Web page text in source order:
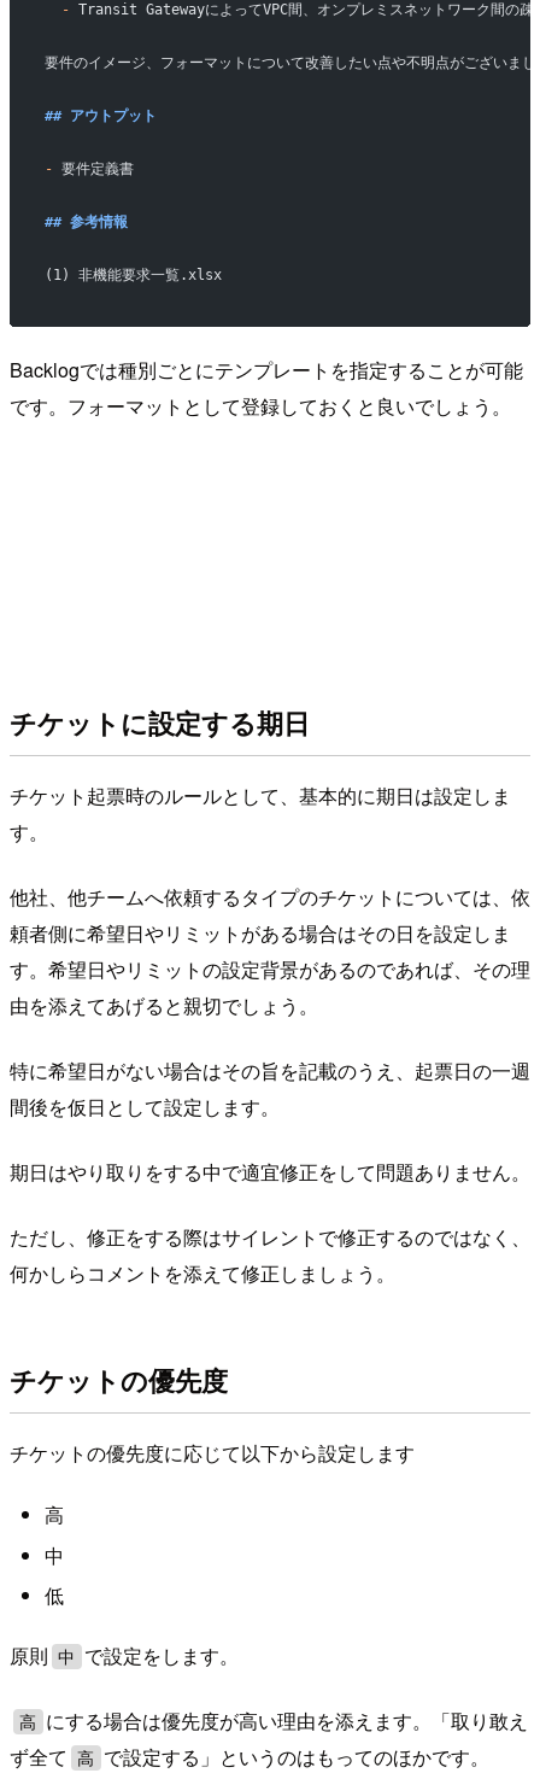
  -
Transit GatewayによってVPC間、オンプレミスネットワーク間の疎
要件のイメージ、フォーマットについて改善したい点や不明点がございま
## アウトプット
- 要件定義書
## 参考情報
(1) 非機能要求一覧.xlsx
Backlogでは種別ごとにテンプレートを指定することが可能
です。フォーマットとして登録しておくと良いでしょう。
チケットに設定する期日
チケット起票時のルールとして、基本的に期日は設定しま
す。
他社、他チームへ依頼するタイプのチケットについては、依
頼者側に希望日やリミットがある場合はその日を設定しま
す。希望日やリミットの設定背景があるのであれば、その理
由を添えてあげると親切でしょう。
特に希望日がない場合はその旨を記載のうえ、起票日の一週
間後を仮日として設定します。
期日はやり取りをする中で適宜修正をして問題ありません。
ただし、修正をする際はサイレントで修正するのではなく、
何かしらコメントを添えて修正しましょう。
チケットの優先度
チケットの優先度に応じて以下から設定します
高
中
低
原則 中 で設定をします。
高
にする場合は優先度が高い理由を添えます。「取り敢え
ず全て
高 で設定する」というのはもってのほかです。